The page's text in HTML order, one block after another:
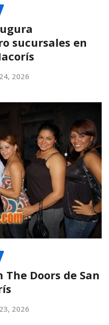
sucursales en
2026
The Doors de San
2026